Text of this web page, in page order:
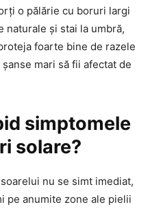
o pălărie cu boruri largi
naturale și stai la umbră,
foarte bine de razele
mari să fii afectat de
simptomele
solare?
nu se simt imediat,
pe anumite zone ale pielii